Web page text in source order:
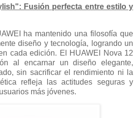
Fusión perfecta entre estilo y
ha mantenido una filosofía que
diseño y tecnología, logrando un
cada edición. El HUAWEI Nova 12
al encarnar un diseño elegante,
sin sacrificar el rendimiento ni la
refleja las actitudes seguras y
más jóvenes.